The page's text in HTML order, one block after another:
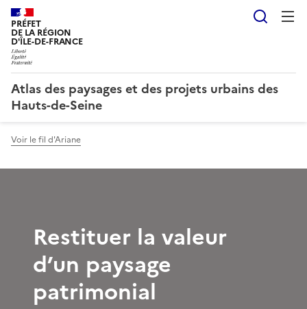
PRÉFET
DE LA RÉGION
D'ÎLE-DE-FRANCE
Atlas des paysages et des projets urbains des
Hauts-de-Seine
Voir le fil d'Ariane
Restituer la valeur
d’un paysage
patrimonial